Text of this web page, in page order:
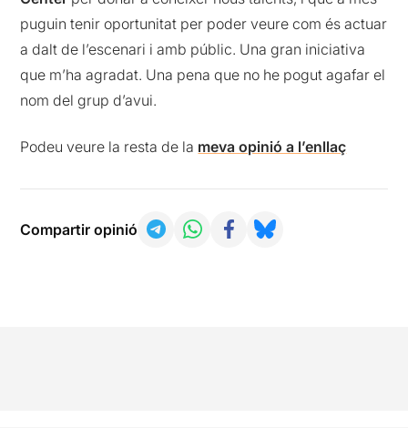
puguin tenir oportunitat per poder veure com és actuar
a dalt de l’escenari i amb públic. Una gran iniciativa
que m’ha agradat. Una pena que no he pogut agafar el
nom del grup d’avui.
Podeu veure la resta de la meva opinió a l’enllaç
Compartir opinió